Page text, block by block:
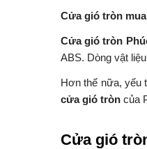
Cửa gió tròn
Cửa gió tròn
ABS. Dòng vật
Hơn thế nữa, yếu
cửa gió tròn của
Cửa gió